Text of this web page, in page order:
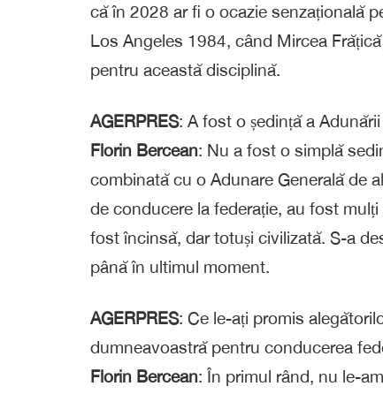
că în 2028 ar fi o ocazie senzațională
Los Angeles 1984, când Mircea
pentru această disciplină.
AGERPRES: A fost o ședință a
Florin Bercean: Nu a fost o simplă
combinată cu o Adunare Generală de
de conducere la federație, au fost
fost încinsă, dar totuși civilizată. S-a
până în ultimul moment.
AGERPRES: Ce le-ați promis
dumneavoastră pentru conducerea
Florin Bercean: În primul rând, nu le-